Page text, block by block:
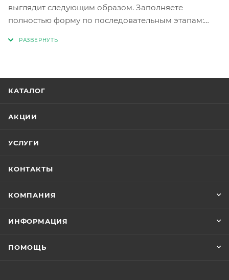
выглядит следующим образом. Заполняете
полностью форму по последовательным этапам:
КАТАЛОГ
АКЦИИ
УСЛУГИ
КОНТАКТЫ
КОМПАНИЯ
ИНФОРМАЦИЯ
ПОМОЩЬ